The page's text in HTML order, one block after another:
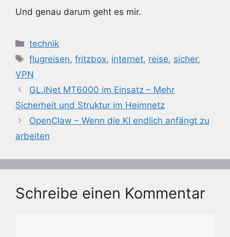
Und genau darum geht es mir.
Kategorien
technik
Schlagwörter
flugreisen,fritzbox, internet, reise, sicher,
VPN
GL.iNet MT6000 im Einsatz – Mehr
Sicherheit und Struktur im Heimnetz
OpenClaw – Wenn die KI endlich anfängt zu
arbeiten
Schreibe einen Kommentar